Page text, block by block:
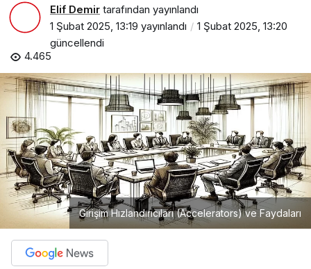
Elif Demir tarafından yayınlandı
1 Şubat 2025, 13:19 yayınlandı
1 Şubat 2025, 13:20
güncellendi
4.465
Girişim Hızlandırıcıları (Accelerators) ve Faydaları